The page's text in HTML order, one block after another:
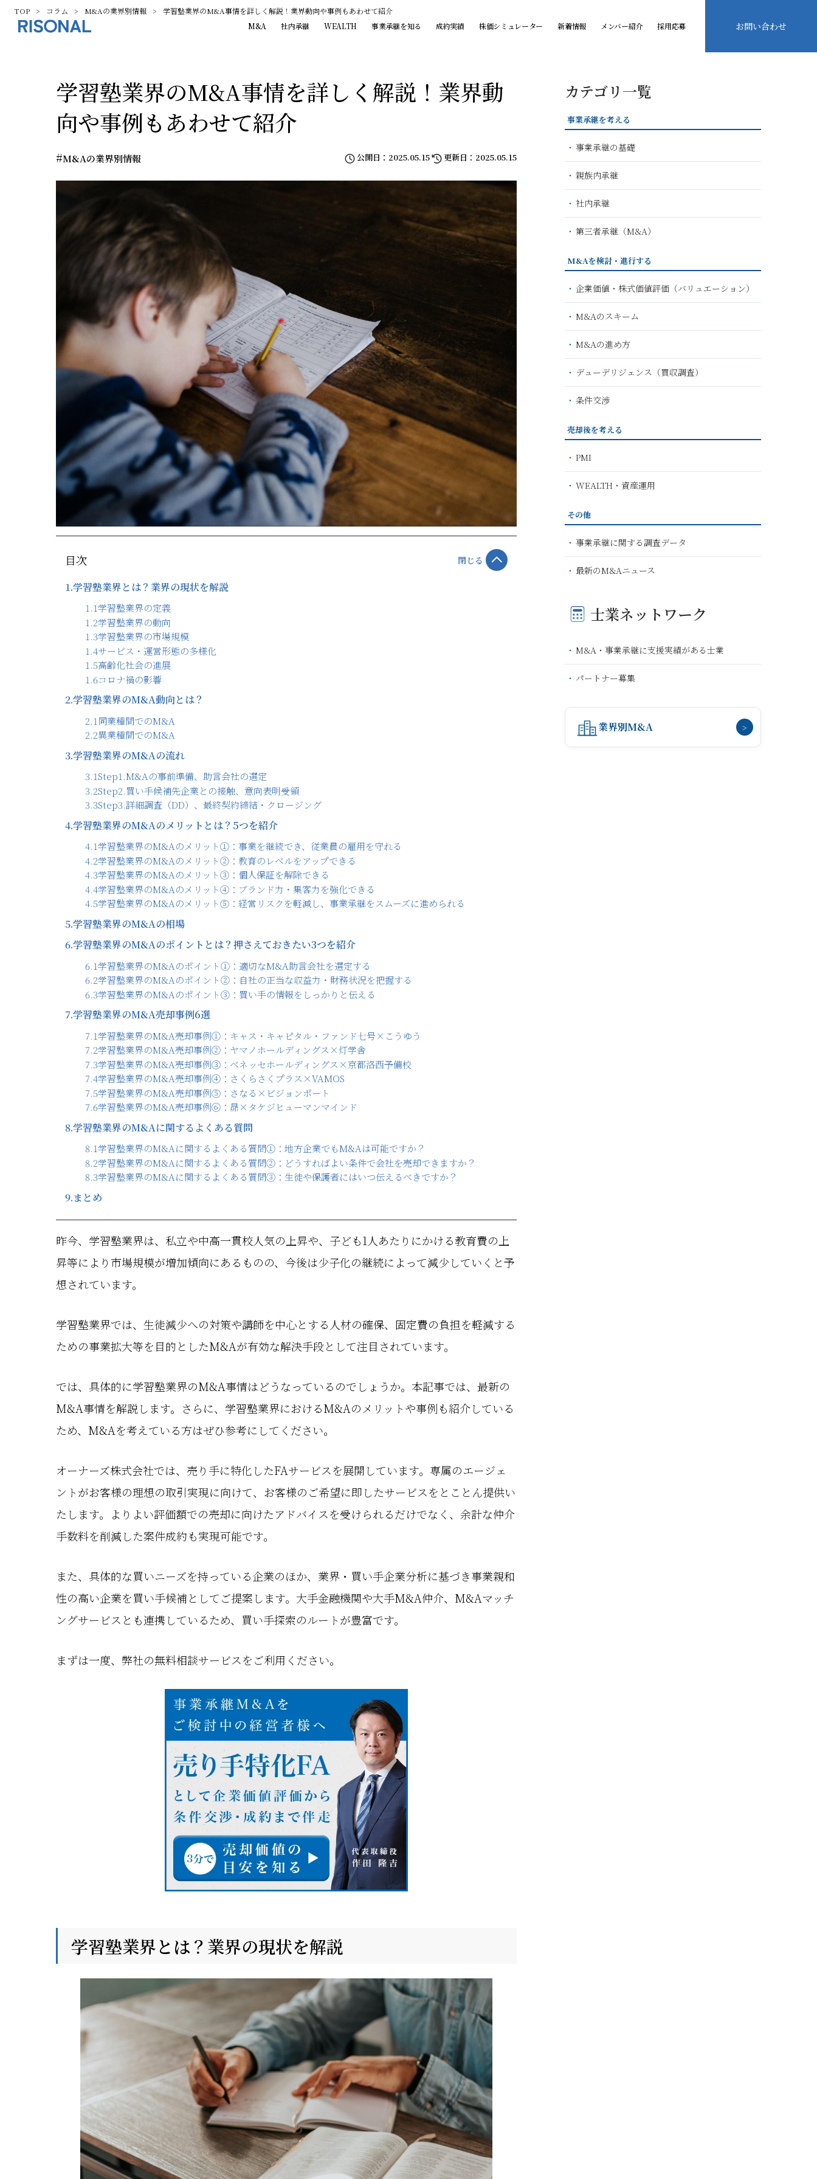
M&A 社内承継 WEALTH 事業承継を知る 成約実績 株価シミュレーター 新着情報 メンバー紹介 採用応募 お問い合わせ
TOP コラム M&Aの業界別情報 学習塾業界のM&A事情を詳しく解説！業界動向や事例もあわせて紹介
学習塾業界のM&A事情を詳しく解説！業界動
向や事例もあわせて紹介
#M&Aの業界別情報 公開日：2025.05.15 更新日：2025.05.15
目次 閉じる
1.学習塾業界とは？業界の現状を解説
1.1学習塾業界の定義
1.2学習塾業界の動向
1.3学習塾業界の市場規模
1.4サービス・運営形態の多様化
1.5高齢化社会の進展
1.6コロナ禍の影響
2.学習塾業界のM&A動向とは？
2.1 同業種間でのM&A
2.2異業種間でのM&A
3.学習塾業界のM&Aの流れ
3.1Step1.M&Aの事前準備、助言会社の選定
3.2Step2.買い手候補先企業との接触、意向表明受領
3.3Step3.詳細調査（DD）、最終契約締結・クロージング
4.学習塾業界のM&Aのメリットとは？5つを紹介
4.1学習塾業界のM&Aのメリット①：事業を継続でき、従業員の雇用を守れる
4.2学習塾業界のM&Aのメリット②：教育のレベルをアップできる
4.3学習塾業界のM&Aのメリット③：個人保証を解除できる
4.4学習塾業界のM&Aのメリット④：ブランド力・集客力を強化できる
4.5学習塾業界のM&Aのメリット⑤：経営リスクを軽減し、事業承継をスムーズに進められる
5.学習塾業界のM&Aの相場
6.学習塾業界のM&Aのポイントとは？押さえておきたい3つを紹介
6.1学習塾業界のM&Aのポイント①：適切なM&A助言会社を選定する
6.2学習塾業界のM&Aのポイント②：自社の正当な収益力・財務状況を把握する
6.3学習塾業界のM&Aのポイント③：買い手の情報をしっかりと伝える
7.学習塾業界のM&A売却事例6選
7.1学習塾業界のM&A売却事例①：キャス・キャピタル・ファンド七号×こうゆう
7.2学習塾業界のM&A売却事例②：ヤマノホールディングス×灯学舎
7.3学習塾業界のM&A売却事例③：ベネッセホールディングス×京都洛西予備校
7.4学習塾業界のM&A売却事例④：さくらさくプラス×VAMOS
7.5学習塾業界のM&A売却事例⑤：さなる×ビジョンポート
7.6学習塾業界のM&A売却事例⑥：昴×タケジヒューマンマインド
8.学習塾業界のM&Aに関するよくある質問
8.1学習塾業界のM&Aに関するよくある質問①：地方企業でもM&Aは可能ですか？
8.2学習塾業界のM&Aに関するよくある質問②：どうすればよい条件で会社を売却できますか？
8.3学習塾業界のM&Aに関するよくある質問③：生徒や保護者にはいつ伝えるべきですか？
9.まとめ
昨今、学習塾業界は、私立や中高一貫校人気の上昇や、子ども1人あたりにかける教育費の上
昇等により市場規模が増加傾向にあるものの、今後は少子化の継続によって減少していくと予
想されています。
学習塾業界では、生徒減少への対策や講師を中心とする人材の確保、固定費の負担を軽減する
ための事業拡大等を目的としたM&Aが有効な解決手段として注目されています。
では、具体的に学習塾業界のM&A事情はどうなっているのでしょうか。本記事では、最新の
M&A事情を解説します。さらに、学習塾業界におけるM&Aのメリットや事例も紹介している
ため、M&Aを考えている方はぜひ参考にしてください。
オーナーズ株式会社では、売り手に特化したFAサービスを展開しています。専属のエージェ
ントがお客様の理想の取引実現に向けて、お客様のご希望に即したサービスをとことん提供い
たします。よりよい評価額での売却に向けたアドバイスを受けられるだけでなく、余計な仲介
手数料を削減した案件成約も実現可能です。
また、具体的な買いニーズを持っている企業のほか、業界・買い手企業分析に基づき事業親和
性の高い企業を買い手候補としてご提案します。大手金融機関や大手M&A仲介、M&Aマッチ
ングサービスとも連携しているため、買い手探索のルートが豊富です。
まずは一度、弊社の無料相談サービスをご利用ください。
学習塾業界とは？業界の現状を解説
カテゴリ一覧
事業承継を考える
事業承継の基礎
親族内承継
社内承継
第三者承継（M&A）
M&Aを検討・進行する
企業価値・株式価値評価（バリュエーション）
M&Aのスキーム
M&Aの進め方
デューデリジェンス（買収調査）
条件交渉
売却後を考える
PMI
WEALTH・資産運用
その他
事業承継に関する調査データ
最新のM&Aニュース
士業ネットワーク
M&A・事業承継に支援実績がある士業
パートナー募集
業界別M&A >